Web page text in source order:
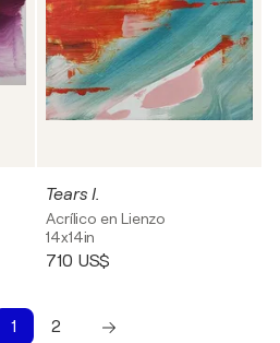
Tears I.
Acrílico en Lienzo
14x14in
710 US$
1 2